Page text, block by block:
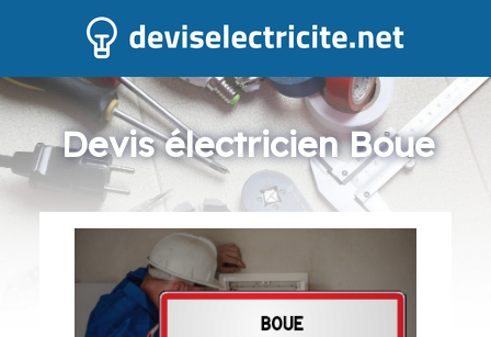
Devis électricien Boue